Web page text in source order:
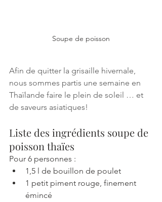
Soupe de poisson
Afin de quitter la grisaille hivernale,
nous sommes partis une semaine en
Thaïlande faire le plein de soleil … et
de saveurs asiatiques!
Liste des ingrédients soupe de
poisson thaïes
Pour 6 personnes :
1,5 l de bouillon de poulet
1 petit piment rouge, finement
émincé